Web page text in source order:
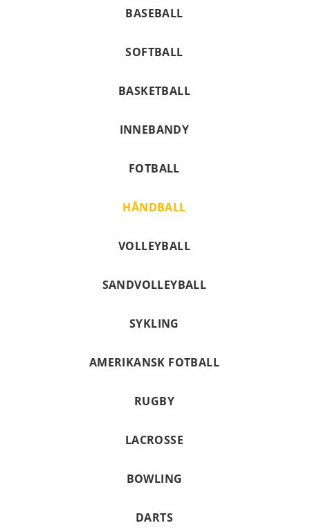
BASEBALL
SOFTBALL
BASKETBALL
INNEBANDY
FOTBALL
HÅNDBALL
VOLLEYBALL
SANDVOLLEYBALL
SYKLING
AMERIKANSK FOTBALL
RUGBY
LACROSSE
BOWLING
DARTS